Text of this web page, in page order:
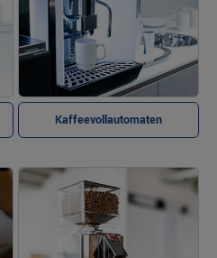
Kaffeevollautomaten